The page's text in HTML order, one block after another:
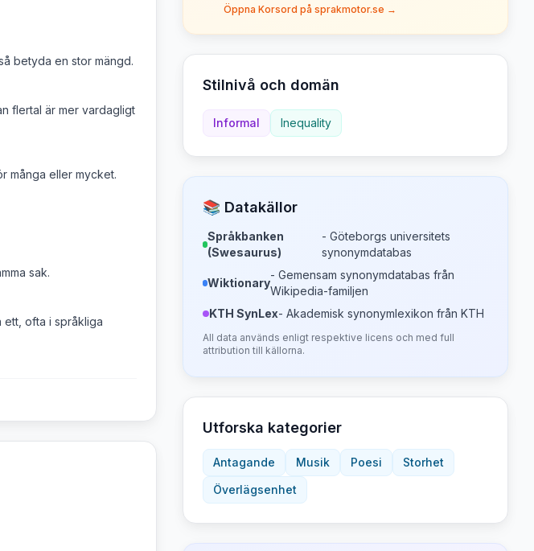
betyda en stor mängd.
flertal är mer vardagligt
många eller mycket.
sak.
ett, ofta i språkliga
Öppna Korsord på sprakmotor.se →
Stilnivå och domän
Informal Inequality
📚 Datakällor
Språkbanken
(Swesaurus)
- Göteborgs universitets
synonymdatabas
Wiktionary
- Gemensam synonymdatabas från
Wikipedia-familjen
KTH SynLex- Akademisk synonymlexikon från KTH
All data används enligt respektive licens och med full
attribution till källorna.
Utforska kategorier
Antagande Musik Poesi
Storhet
Överlägsenhet